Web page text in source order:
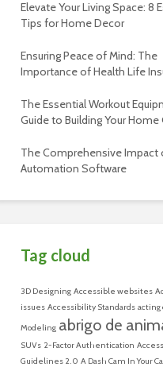
Elevate Your Living Space: 8
Tips for Home Decor
Ensuring Peace of Mind: The
Importance of Health Life
The Essential Workout
Guide to Building Your Home
The Comprehensive Impact
Automation Software
Tag cloud
3D Designing Accessible websites
issues Accessibility Standards acting
Modeling abrigo de
SUVs 2-Factor Authentication
Guidelines 2.0 A Dash Cam In Your